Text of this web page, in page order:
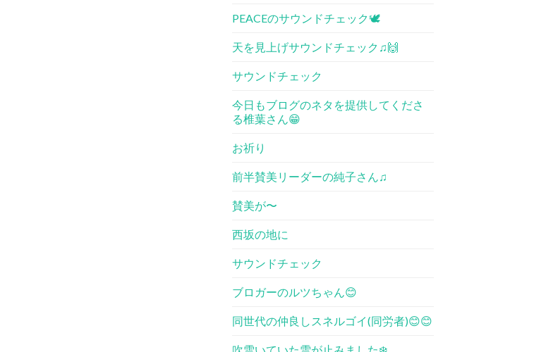
PEACEのサウンドチェック🕊
天を見上げサウンドチェック♫🙌
サウンドチェック
今日もブログのネタを提供してくださ
る椎葉さん😁
お祈り
前半賛美リーダーの純子さん♫
賛美が〜
西坂の地に
サウンドチェック
ブロガーのルツちゃん😊
同世代の仲良しスネルゴイ(同労者)😊😊
吹雪いていた雪が止みました❄️